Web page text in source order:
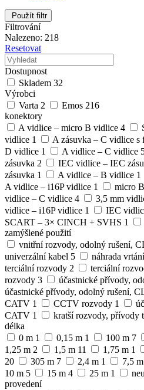
Použít filtr
Filtrování
Nalezeno: 218
Resetovat
Dostupnost
Skladem 32
Výrobci
Varta 2 Emos 216
konektory
A vidlice – micro B vidlice 4
vidlice 1 A zásuvka – C vidlice
D vidlice 1 A vidlice – C vidlice
zásuvka 2 IEC vidlice – IEC
zásuvka 1 A vidlice – B vidlice 1
A vidlice – i16P vidlice 1 micro
vidlice – C vidlice 4 3,5 mm
vidlice – i16P vidlice 1 IEC
SCART – 3× CINCH + SVHS 1
zamýšlené použití
vnitřní rozvody, odolný rušení,
univerzální kabel 5 náhrada
terciální rozvody 2 terciální
rozvody 3 účastnické přívody,
účastnické přívody, odolný rušení,
CATV 1 CCTV rozvody 1
CATV 1 kratší rozvody, přívody
délka
0 m 1 0,15 m 1 100 m 7
1,25 m 2 1,5 m 11 1,75 m 1
20
305 m 7 2,4 m 1 7,5 m
10 m 5 15 m 4 25 m 1
provedení